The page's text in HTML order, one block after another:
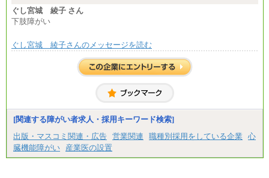
㉑月給185,000 円以上
㉒月給185,000 円以上
異なります
※試用期間中も給与に変更はございません。
の各種手当を含む金額です）
ぐし宮城 綾子 さん
下肢障がい
ぐし宮城 綾子さんのメッセージを読む
[関連する障がい者求人・採用キーワード検索]
出版・マスコミ関連・広告 営業関連 職種別採用をしている企業
心
臓機能障がい
産業医の設置